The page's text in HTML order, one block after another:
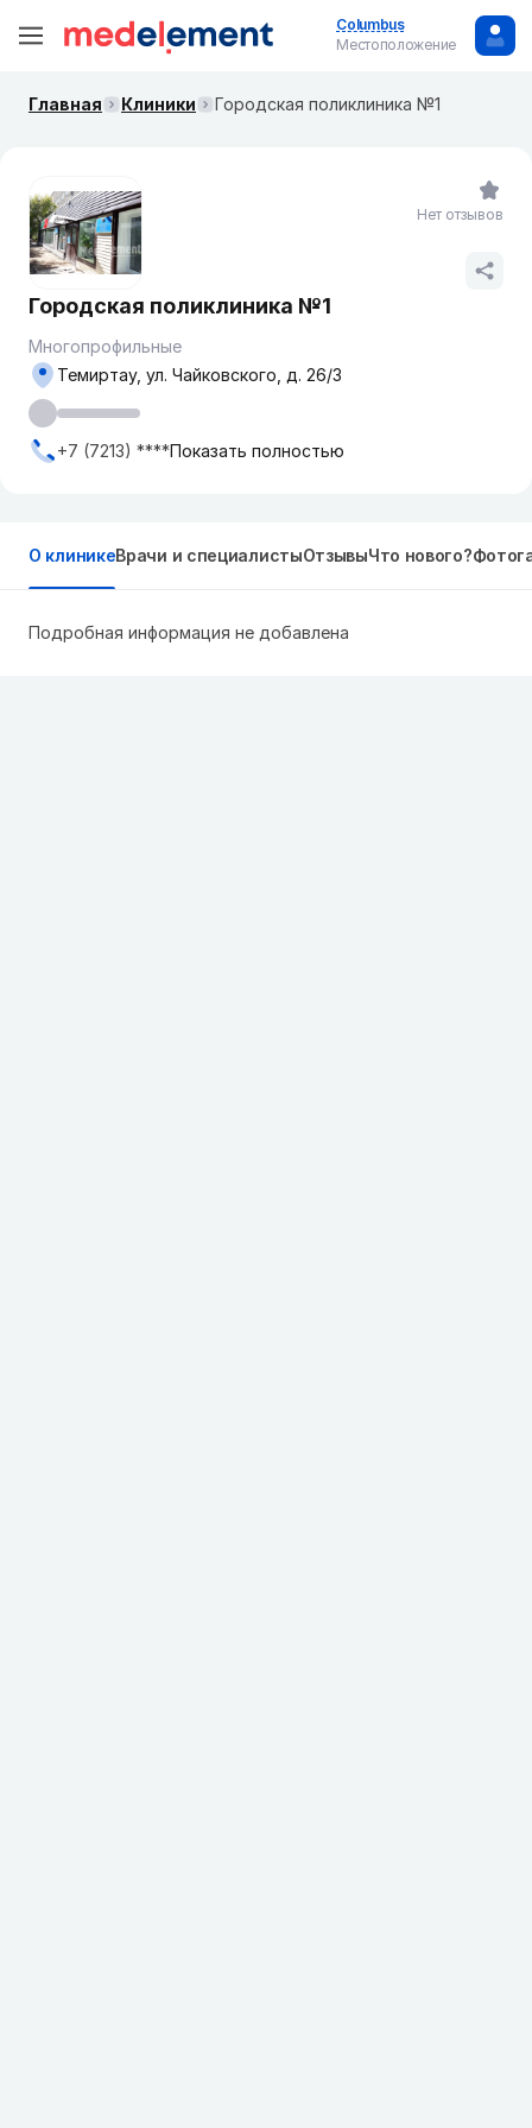
Columbus
Местоположение
Главная Клиники Городская поликлиника №1
Городская поликлиника №1
Многопрофильные
Темиртау, ул. Чайковского, д. 26/3
+7 (7213) ****Показать полностью
Нет отзывов
О клиникеВрачи и специалистыОтзывыЧто нового?
Подробная информация не добавлена